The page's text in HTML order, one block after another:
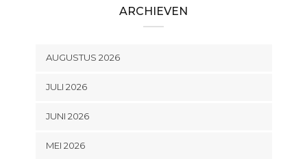
ARCHIEVEN
AUGUSTUS 2026
JULI 2026
JUNI 2026
MEI 2026